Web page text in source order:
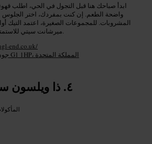
ابدأ صباحك هنا قبل التجول في الحي، اطلب
واضحة الطعم. إن كنت بمفردك، اختر الجلوس
المشروبات. للمجموعات الصغيرة، اعتمد
ميرشانت سيتي للاستمتاع بالمكان من الخارج.
end.co.uk/
15 جون ست، غلاسكو G1 1HP، المملكة المتحدة
ذا ويلسون